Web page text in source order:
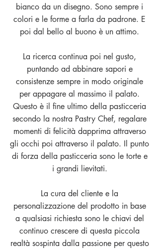
bianco da un disegno. Sono sempre i
colori e le forme a farla da padrone. E
poi dal bello al buono è un attimo.
La ricerca continua poi nel gusto,
puntando ad abbinare sapori e
consistenze sempre in modo originale
per appagare al massimo il palato.
Questo è il fine ultimo della pasticceria
secondo la nostra Pastry Chef, regalare
momenti di felicità dapprima attraverso
gli occhi poi attraverso il palato. Il punto
di forza della pasticceria sono le torte e
i grandi lievitati.
La cura del cliente e la
personalizzazione del prodotto in base
a qualsiasi richiesta sono le chiavi del
continuo crescere di questa piccola
realtà sospinta dalla passione per questo